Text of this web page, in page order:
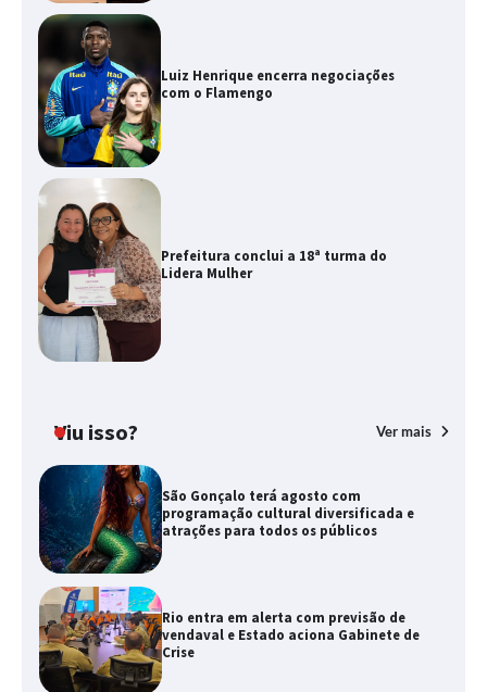
Luiz Henrique encerra negociações
com o Flamengo
Prefeitura conclui a 18ª turma do
Lidera Mulher
Viu isso? Ver mais
São Gonçalo terá agosto com
programação cultural diversificada e
atrações para todos os públicos
Rio entra em alerta com previsão de
vendaval e Estado aciona Gabinete de
Crise